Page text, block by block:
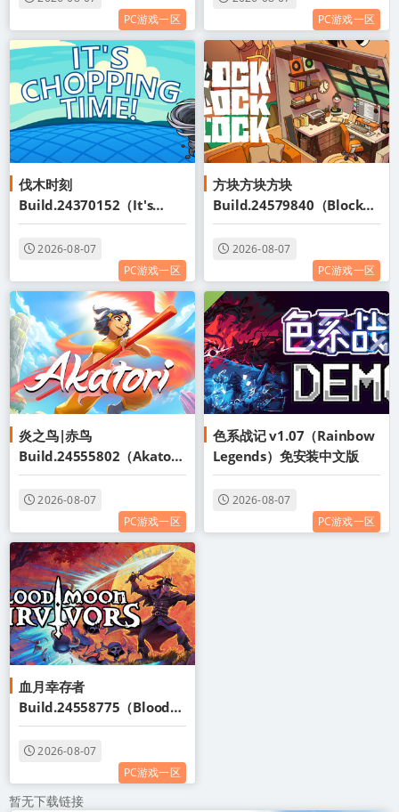
PC游戏一区
PC游戏一区
伐木时刻
Build.24370152（It's
Chopping Time!）免安装
中文版
2026-08-07
PC游戏一区
方块方块方块
Build.24579840（Block
Block Block）免安装中文版
2026-08-07
PC游戏一区
炎之鸟|赤鸟
Build.24555802（Akatori
）免安装中文版
2026-08-07
PC游戏一区
色系战记 v1.07（Rainbow
Legends）免安装中文版
2026-08-07
PC游戏一区
血月幸存者
Build.24558775（Bloodm
oon Survivors）免安装中
文版2026-08-07
PC游戏一区
暂无下载链接